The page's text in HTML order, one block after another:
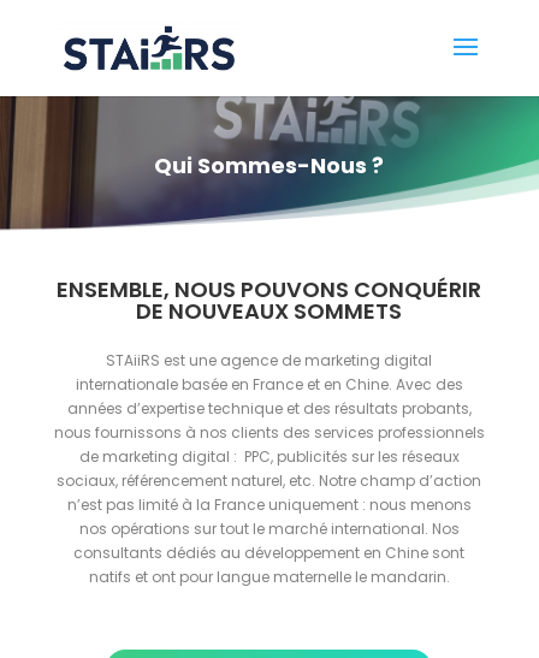
Qui Sommes-Nous ?
ENSEMBLE, NOUS POUVONS CONQUÉRIR
DE NOUVEAUX SOMMETS
STAiiRS est une agence de marketing digital
internationale basée en France et en Chine. Avec des
années d’expertise technique et des résultats probants,
nous fournissons à nos clients des services professionnels
de marketing digital : PPC, publicités sur les réseaux
sociaux, référencement naturel, etc. Notre champ d’action
n’est pas limité à la France uniquement : nous menons
nos opérations sur tout le marché international. Nos
consultants dédiés au développement en Chine sont
natifs et ont pour langue maternelle le mandarin.